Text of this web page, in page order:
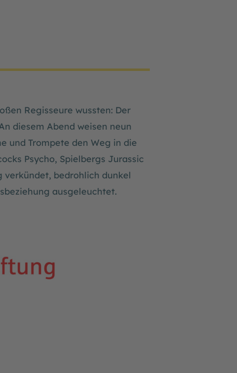
Regisseure wussten: Der
diesem Abend weisen neun
und Trompete den Weg in die
Psycho, Spielbergs Jurassic
verkündet, bedrohlich dunkel
ausgeleuchtet.